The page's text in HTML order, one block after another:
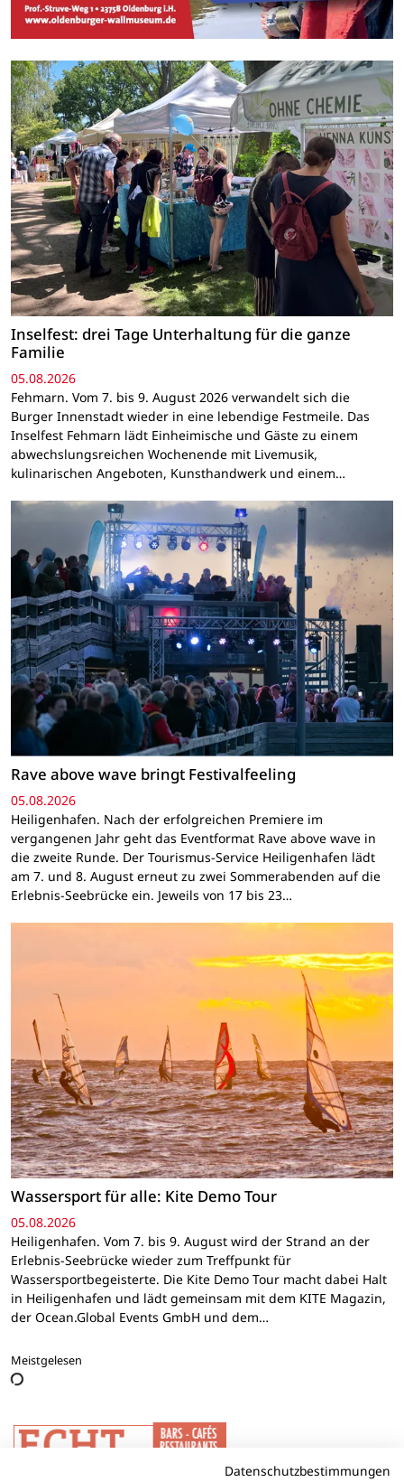
Inselfest: drei Tage Unterhaltung für die ganze
Familie
05.08.2026
Fehmarn. Vom 7. bis 9. August 2026 verwandelt sich die
Burger Innenstadt wieder in eine lebendige Festmeile. Das
Inselfest Fehmarn lädt Einheimische und Gäste zu einem
abwechslungsreichen Wochenende mit Livemusik,
kulinarischen Angeboten, Kunsthandwerk und einem…
Rave above wave bringt Festivalfeeling
05.08.2026
Heiligenhafen. Nach der erfolgreichen Premiere im
vergangenen Jahr geht das Eventformat Rave above wave in
die zweite Runde. Der Tourismus-Service Heiligenhafen lädt
am 7. und 8. August erneut zu zwei Sommerabenden auf die
Erlebnis-Seebrücke ein. Jeweils von 17 bis 23…
Wassersport für alle: Kite Demo Tour
05.08.2026
Heiligenhafen. Vom 7. bis 9. August wird der Strand an der
Erlebnis-Seebrücke wieder zum Treffpunkt für
Wassersportbegeisterte. Die Kite Demo Tour macht dabei Halt
in Heiligenhafen und lädt gemeinsam mit dem KITE Magazin,
der Ocean.Global Events GmbH und dem…
Meistgelesen
Datenschutzbestimmungen